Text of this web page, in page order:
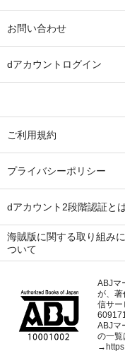
お問い合わせ
dアカウントログイン
ご利用規約
プライバシーポリシー
dアカウント2段階認証と
海賊版に関する取り組みに
ついて
ABJマ
が、
信サー
ABJマ
の一覧
→